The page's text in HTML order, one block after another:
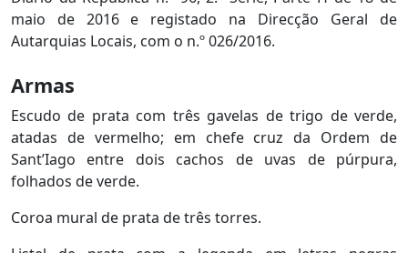
maio de 2016 e registado na Direcção Geral de
Autarquias Locais, com o n.º 026/2016.
Armas
Escudo de prata com três gavelas de trigo de verde,
atadas de vermelho; em chefe cruz da Ordem de
Sant’Iago entre dois cachos de uvas de púrpura,
folhados de verde.
Coroa mural de prata de três torres.